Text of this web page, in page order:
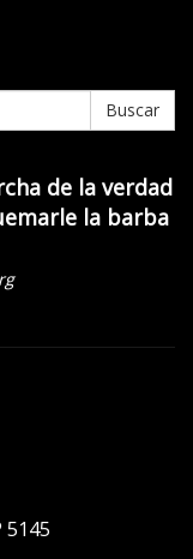
Buscar
de la verdad
la barba
5145